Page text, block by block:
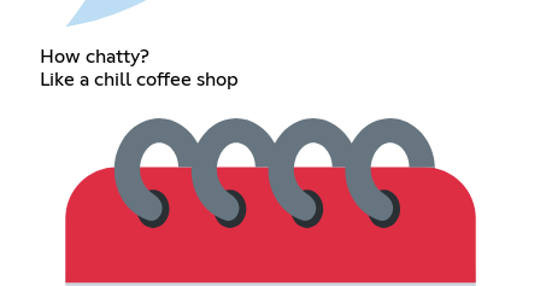
How chatty?
Like a chill coffee shop